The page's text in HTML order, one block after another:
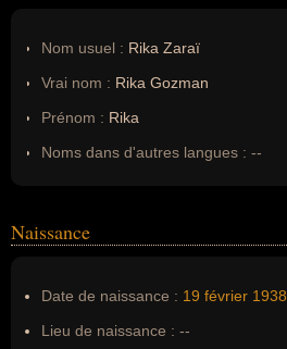
Nom usuel : Rika Zaraï
Vrai nom : Rika Gozman
Prénom : Rika
Noms dans d'autres langues : --
Nom de famille :Gozman
Naissance
Date de naissance : 19 février 1938
Lieu de naissance : --